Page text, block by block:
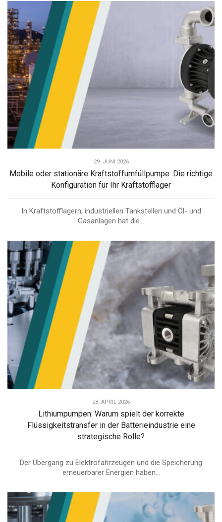
29. JUNI 2026
Mobile oder stationäre Kraftstoffumfüllpumpe: Die richtige
Konfiguration für Ihr Kraftstofflager
In Kraftstofflagern, industriellen Tankstellen und Öl- und
Gasanlagen hat die...
28. APRIL 2026
Lithiumpumpen: Warum spielt der korrekte
Flüssigkeitstransfer in der Batterieindustrie eine
strategische Rolle?
Der Übergang zu Elektrofahrzeugen und die Speicherung
erneuerbarer Energien haben...